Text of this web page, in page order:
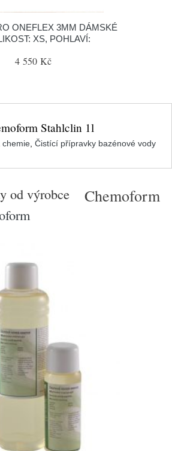
ONEFLEX 3MM DÁMSKÉ
XS, POHLAVÍ:
4 550 Kč
Stahlclin 1l
chemie Čistící přípravky bazénové vody
od výrobce
Chemoform